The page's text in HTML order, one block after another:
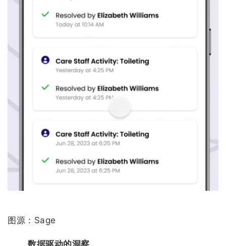
图源：Sage
数据驱动的洞察